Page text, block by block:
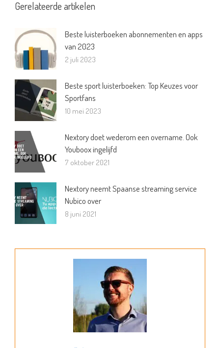
Gerelateerde artikelen
Beste luisterboeken abonnementen en apps
van 2023
2 juli 2023
Beste sport luisterboeken: Top Keuzes voor
Sportfans
10 mei 2023
Nextory doet wederom een overname. Ook
Youboox ingelijfd
7 oktober 2021
Nextory neemt Spaanse streaming service
Nubico over
8 juni 2021